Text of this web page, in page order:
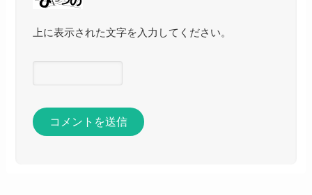
上に表示された文字を入力してください。